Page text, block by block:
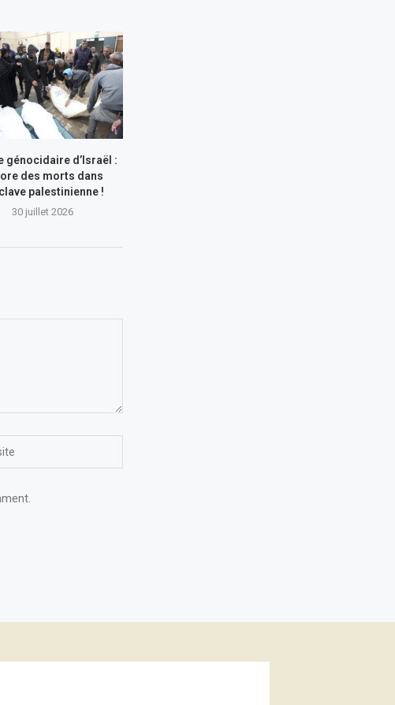
génocidaire d’Israël :
des morts dans
palestinienne !
30 juillet 2026